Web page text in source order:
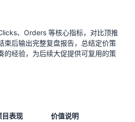
、Orders 等核心指标，对比顶推
束后输出完整复盘报告，总结定价策
的经验，为后续大促提供可复用的策
目表现 价值说明